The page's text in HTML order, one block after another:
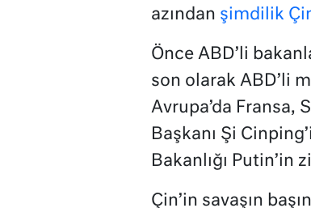
azından şimdilik
Önce ABD’li
son olarak ABD’li
Avrupa’da Fransa,
Başkanı Şi
Bakanlığı Putin’in
Çin’in savaşın